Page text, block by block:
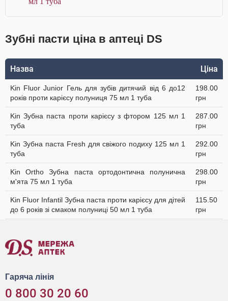
Зубні пасти ціна в аптеці DS
Назва Ціна
Kin Fluor Junior Гель для зубів дитячий від 6 до12
років проти карієсу полуниця 75 мл 1 туба
198.00
грн
Kin Зубна паста проти карієсу з фтором 125 мл 1
туба
287.00
грн
Kin Зубна паста Fresh для свіжого подиху 125 мл 1
туба
292.00
грн
Kin Ortho Зубна паста ортодонтична полунична
м'ята 75 мл 1 туба
298.00
грн
Kin Fluor Infantil Зубна паста проти карієсу для дітей
до 6 років зі смаком полуниці 50 мл 1 туба
115.50
грн
Гаряча лінія
0 800 30 20 60